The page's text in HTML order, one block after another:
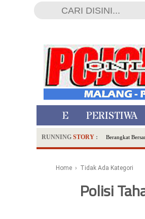
HOME PERISTIWA
RUNNING STORY : Berangkat
Dua Pelaku
Hadirkan Tujuh
Polsek
RILIS RAPAT
Home › Tidak Ada Kategori
Polisi